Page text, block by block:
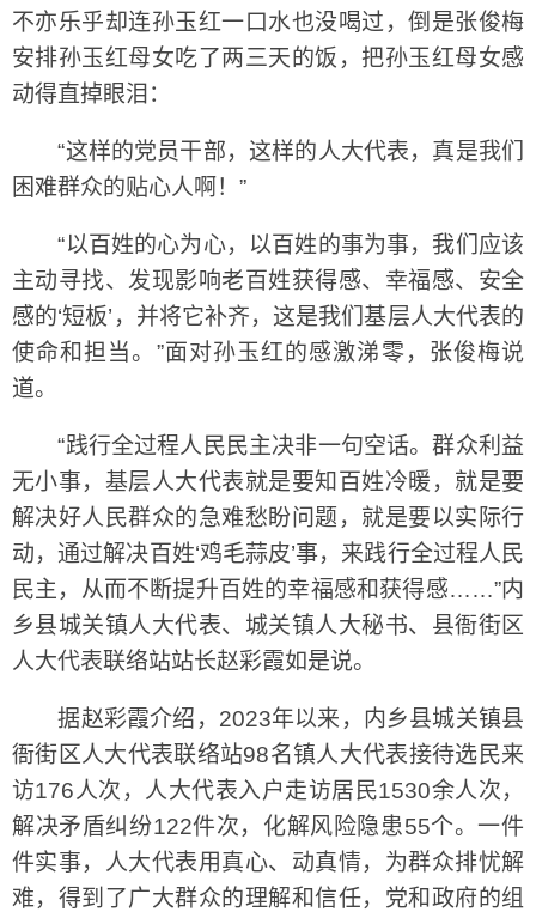
不亦乐乎却连孙玉红一口水也没喝过，倒是张俊梅
安排孙玉红母女吃了两三天的饭，把孙玉红母女感
动得直掉眼泪：
“这样的党员干部，这样的人大代表，真是我们
困难群众的贴心人啊！”
“以百姓的心为心，以百姓的事为事，我们应该
主动寻找、发现影响老百姓获得感、幸福感、安全
感的‘短板’，并将它补齐，这是我们基层人大代表的
使命和担当。”面对孙玉红的感激涕零，张俊梅说
道。
“践行全过程人民民主决非一句空话。群众利益
无小事，基层人大代表就是要知百姓冷暖，就是要
解决好人民群众的急难愁盼问题，就是要以实际行
动，通过解决百姓‘鸡毛蒜皮’事，来践行全过程人民
民主，从而不断提升百姓的幸福感和获得感……”内
乡县城关镇人大代表、城关镇人大秘书、县衙街区
人大代表联络站站长赵彩霞如是说。
据赵彩霞介绍，2023年以来，内乡县城关镇县
衙街区人大代表联络站98名镇人大代表接待选民来
访176人次，人大代表入户走访居民1530余人次，
解决矛盾纠纷122件次，化解风险隐患55个。一件
件实事，人大代表用真心、动真情，为群众排忧解
难，得到了广大群众的理解和信任，党和政府的组